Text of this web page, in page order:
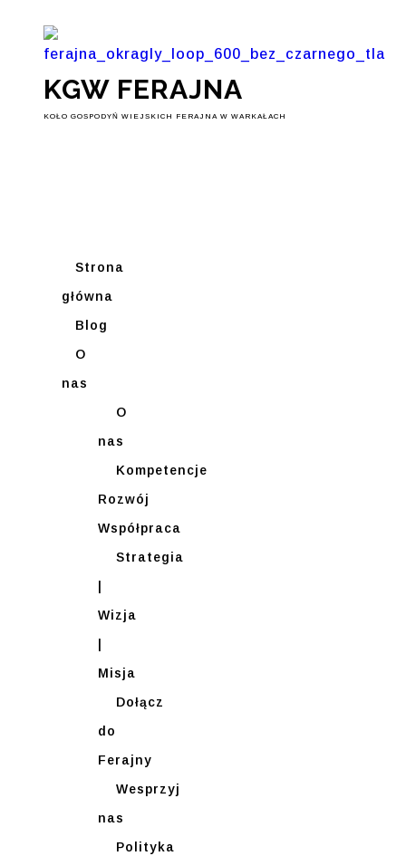
KGW FERAJNA
KOŁO GOSPODYŃ WIEJSKICH FERAJNA W WARKAŁACH
Strona
główna
Blog
O
nas
O
nas
Kompetencje
Rozwój
Współpraca
Strategia
Wizja
Misja
Dołącz
do
Ferajny
Wesprzyj
nas
Polityka